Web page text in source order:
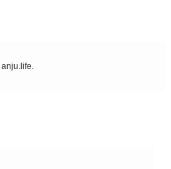
anju.life.